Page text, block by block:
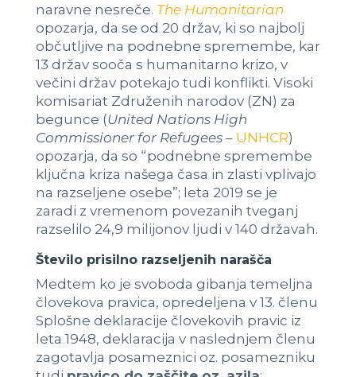
naravne nesreče. The Humanitarian
opozarja, da se od 20 držav, ki so najbolj
občutljive na podnebne spremembe, kar
13 držav sooča s humanitarno krizo, v
večini držav potekajo tudi konflikti. Visoki
komisariat Združenih narodov (ZN) za
begunce (United Nations High
Commissioner for Refugees– UNHCR)
opozarja, da so “podnebne spremembe
ključna kriza našega časa in zlasti vplivajo
na razseljene osebe”; leta 2019 se je
zaradi z vremenom povezanih tveganj
razselilo 24,9 milijonov ljudi v 140 državah.
Število prisilno razseljenih narašča
Medtem ko je svoboda gibanja temeljna
človekova pravica, opredeljena v 13. členu
Splošne deklaracije človekovih pravic iz
leta 1948, deklaracija v naslednjem členu
zagotavlja posameznici oz. posamezniku